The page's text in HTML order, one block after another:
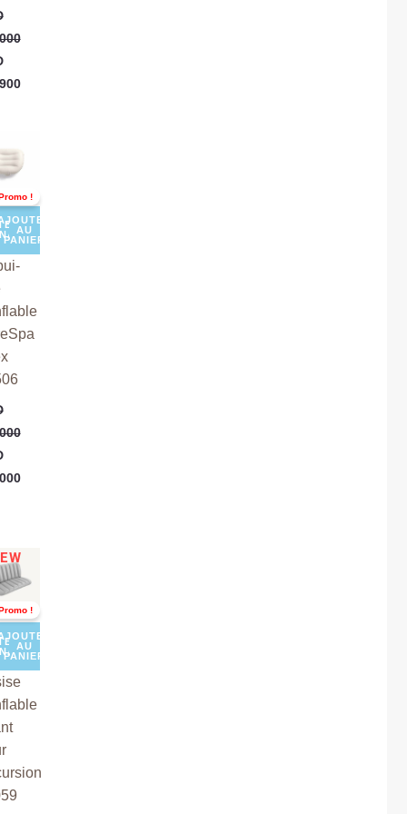
!
AU
PANIER
prix
actuel
TND
89,000.
!
AU
PANIER
:
actuel
est :
TND
149,000.